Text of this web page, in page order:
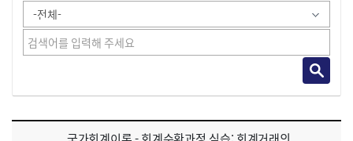
사이버교육영상 목록 으로 번호, 제목, 작성자, 조회수, 등록 일, 첨부파일로 나열 되고 있습니다.